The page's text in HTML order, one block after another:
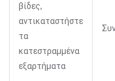
βίδες,
αντικαταστήστε
τα
κατεστραμμένα
εξαρτήματα